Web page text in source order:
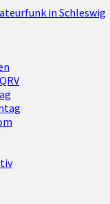
in Schleswig